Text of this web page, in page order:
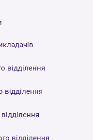
відділення
відділення